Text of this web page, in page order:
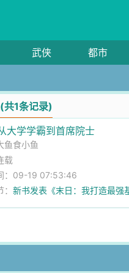
武侠 都市
共1条记录)
大学学霸到首席院士
鱼食小鱼
载
：09-19 07:53:46
：新书发表《末日：我打造最强